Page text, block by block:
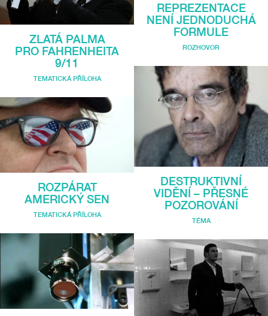
ZLATÁ PALMA
PRO FAHRENHEITA
9/11
TEMATICKÁ PŘÍLOHA
ROZPÁRAT
AMERICKÝ SEN
TEMATICKÁ PŘÍLOHA
REPREZENTACE
NENÍ JEDNODUCHÁ
FORMULE
ROZHOVOR
DESTRUKTIVNÍ
VIDĚNÍ – PŘESNÉ
POZOROVÁNÍ
TÉMA